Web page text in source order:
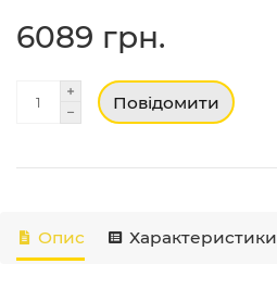
6089 грн.
Повідомити
Опис Характеристики